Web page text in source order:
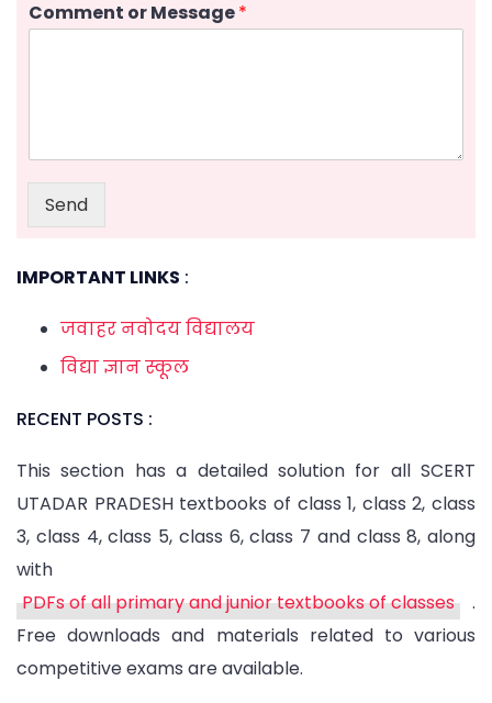
Comment or Message*
Send
IMPORTANT LINKS :
जवाहर नवोदय विद्यालय
विद्या ज्ञान स्कूल
RECENT POSTS :
This section has a detailed solution for all SCERT
UTADAR PRADESH textbooks of class 1, class 2, class
3, class 4, class 5, class 6, class 7 and class 8, along
with
PDFs of all primary and junior textbooks of classes
.
Free downloads and materials related to various
competitive exams are available.